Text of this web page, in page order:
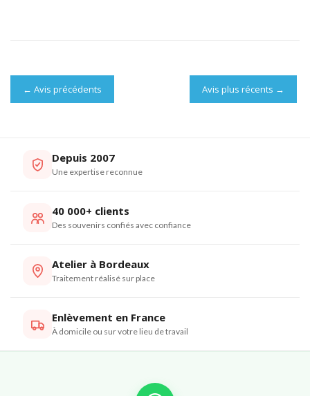
← Avis précédents Avis plus récents →
Depuis 2007
Une expertise reconnue
40 000+ clients
Des souvenirs confiés avec confiance
Atelier à Bordeaux
Traitement réalisé sur place
Enlèvement en France
À domicile ou sur votre lieu de travail